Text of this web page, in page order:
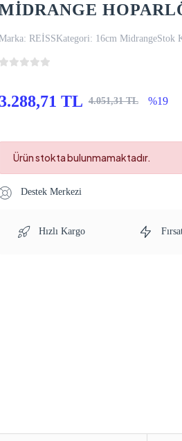
REİSSKategori: 16cm MidrangeStok
3.288,71 TL 4.051,31 TL %19
Ürün stokta bulunmamaktadır.
Destek Merkezi
Hızlı Kargo